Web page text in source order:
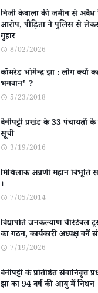
निजी केवाला की जमीन से अवैध
आरोप, पीड़िता ने पुलिस से
गुहार
8/02/2026
कॉमरेड भोगेन्द्र झा : लोग क्यों
भगवान' ?
5/23/2018
बेनीपट्टी प्रखंड के 33 पंचायतों के
सूची
3/19/2016
मिथिलाक अग्रणी महान बिभूति
।
7/05/2014
विद्यापति जनकल्याण चैरिटेबल
का गठन, कार्यकारी अध्यक्ष बनें
7/19/2026
बेनीपट्टी के प्रतिष्ठित सेवानिवृत्त
झा का 94 वर्ष की आयु में निधन